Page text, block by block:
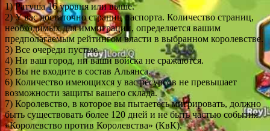
1) Ратуша 16 уровня или выше.
2) У вас достаточно страниц паспорта. Количество страниц,
необходимых для иммиграции, определяется вашим
предполагаемым рейтингом власти в выбранном королевстве.
3) Все очереди пустые.
4) Ни ваш город, ни ваши войска не сражаются.
5) Вы не входите в состав Альянса.
6) Количество имеющихся у вас ресурсов не превышает
возможности защиты вашего склада.
7) Королевство, в которое вы пытаетесь мигрировать, должно
быть существовать более 120 дней и не быть частью события
«Королевство против Королевства» (КвК).